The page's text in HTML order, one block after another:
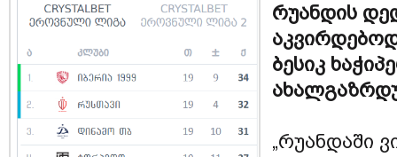
რუანდის
ბესიკ
„რუანდაში